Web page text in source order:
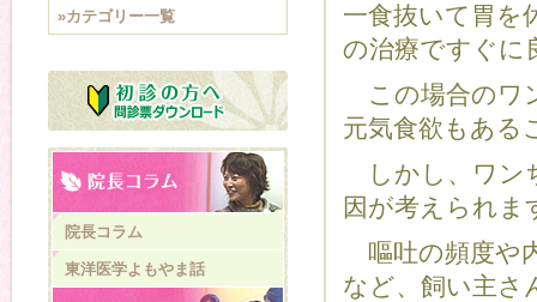
一食抜いて胃を
の治療ですぐに
この場合のワ
元気食欲もある
しかし、ワン
因が考えられま
嘔吐の頻度や
など、飼い主さ
»カテゴリー一覧
院長コラム
東洋医学よもやま話